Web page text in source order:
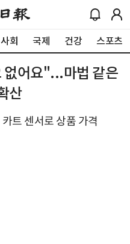
사회 국제 건강 스포츠
없어요"...마법 같은
산
트 센서로 상품 가격